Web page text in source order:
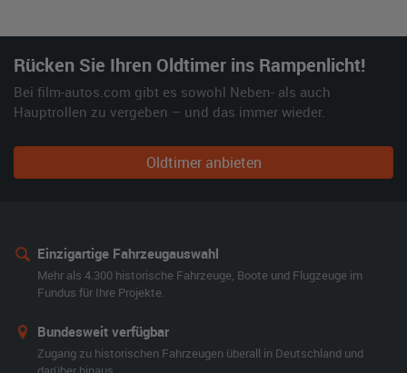
Rücken Sie Ihren Oldtimer ins Rampenlicht!
Bei film-autos.com gibt es sowohl Neben- als auch
Hauptrollen zu vergeben – und das immer wieder.
Oldtimer anbieten
Einzigartige Fahrzeugauswahl
Mehr als 4.300 historische Fahrzeuge, Boote und Flugzeuge im
Fundus für Ihre Projekte.
Bundesweit verfügbar
Zugang zu historischen Fahrzeugen überall in Deutschland und